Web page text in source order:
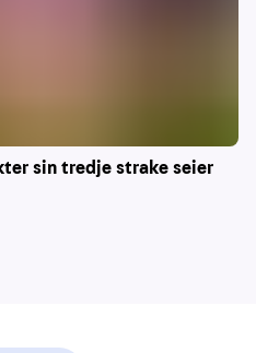
sin tredje strake seier